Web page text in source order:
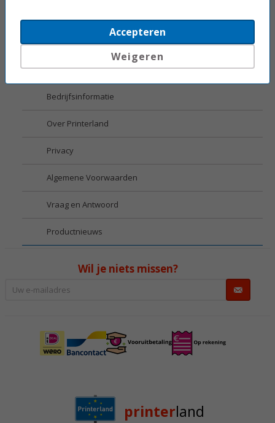
Betalen
Retourneren en garantie
Bedrijfsinformatie
Over Printerland
Privacy
Algemene Voorwaarden
Vraag en Antwoord
Productnieuws
Wil je niets missen?
printerland
Accepteren
Weigeren